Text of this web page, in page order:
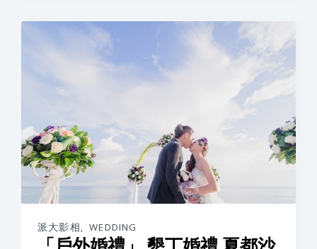
派大影相, WEDDING